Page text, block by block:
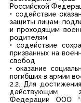
Российской
• содействие
защиты лицам,
и проходящим
родителям
• содействие
призванных на
свобод
• оказание
погибших в армии
2.2. Для
действующим
Федерации ООО